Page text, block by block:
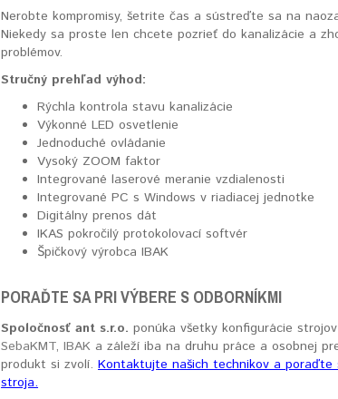
Nerobte kompromisy, šetrite čas a sústreďte sa na
Niekedy sa proste len chcete pozrieť do kanalizácie a
problémov.
Stručný prehľad výhod:
Rýchla kontrola stavu kanalizácie
Výkonné LED osvetlenie
Jednoduché ovládanie
Vysoký ZOOM faktor
Integrované laserové meranie vzdialenosti
Integrované PC s Windows v riadiacej jednotke
Digitálny prenos dát
IKAS pokročilý protokolovací softvér
Špičkový výrobca IBAK
PORAĎTE SA PRI VÝBERE S ODBORNÍKMI
Spoločnosť ant s.r.o. ponúka všetky konfigurácie
SebaKMT,IBAK a záleží iba na druhu práce a osobnej
produkt si zvolí.Kontaktujte našich technikov a poraďte
stroja.